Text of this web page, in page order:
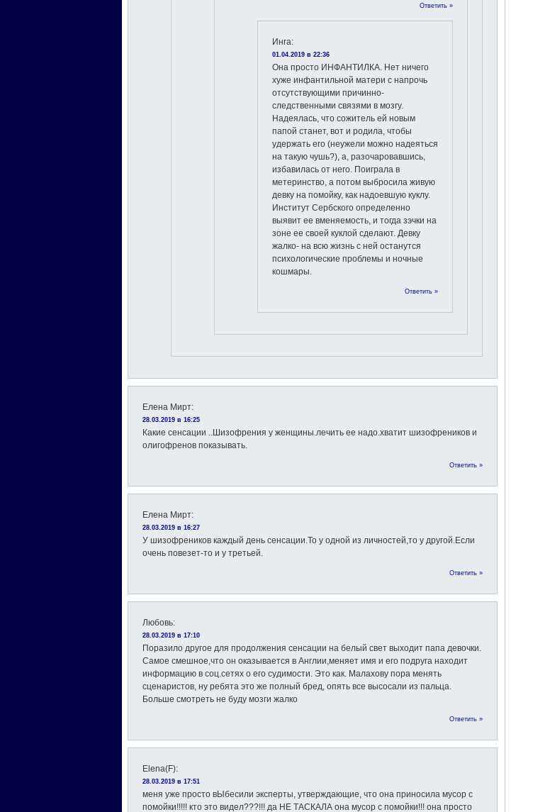
Ответить »
Инга:
01.04.2019 в 22:36
Она просто ИНФАНТИЛКА. Нет ничего
хуже инфантильной матери с напрочь
отсутствующими причинно-
следственными связями в мозгу.
Надеялась, что сожитель ей новым
папой станет, вот и родила, чтобы
удержать его (неужели можно надеяться
на такую чушь?), а, разочаровавшись,
избавилась от него. Поиграла в
метеринство, а потом выбросила живую
девку на помойку, как надоевшую куклу.
Институт Сербского определенно
выявит ее вменяемость, и тогда зэчки на
зоне ее своей куклой сделают. Девку
жалко- на всю жизнь с ней останутся
психологические проблемы и ночные
кошмары.
Ответить »
Елена Мирт:
28.03.2019 в 16:25
Какие сенсации ..Шизофрения у женщины.лечить ее надо.хватит шизофреников и
олигофренов показывать.
Ответить »
Елена Мирт:
28.03.2019 в 16:27
У шизофреников каждый день сенсации.То у одной из личностей,то у другой.Если
очень повезет-то и у третьей.
Ответить »
Любовь:
28.03.2019 в 17:10
Поразило другое для продолжения сенсации на белый свет выходит папа девочки.
Самое смешное,что он оказывается в Англии,меняет имя и его подруга находит
информацию в соц.сетях о его судимости. Это как. Малахову пора менять
сценаристов, ну ребята это же полный бред, опять все высосали из пальца.
Больше смотреть не буду мозги жалко
Ответить »
Elena(F):
28.03.2019 в 17:51
меня уже просто вЫбесили эксперты, утверждающие, что она приносила мусор с
помойки!!!!! кто это видел???!!! да НЕ ТАСКАЛА она мусор с помойки!!! она просто